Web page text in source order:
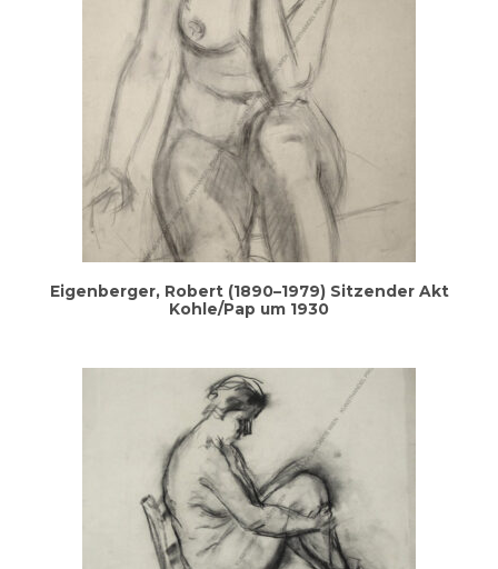
Eigen­ber­ger, Robert (1890–1979) Sit­zen­der Akt
Kohle/Pap um 1930